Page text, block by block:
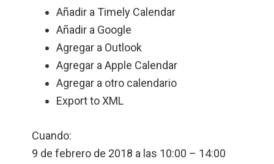
Añadir a Timely Calendar
Añadir a Google
Agregar a Outlook
Agregar a Apple Calendar
Agregar a otro calendario
Export to XML
Cuando:
9 de febrero de 2018 a las 10:00 – 14:00